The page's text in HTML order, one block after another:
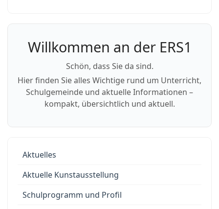
Willkommen an der ERS1
Schön, dass Sie da sind.
Hier finden Sie alles Wichtige rund um Unterricht,
Schulgemeinde und aktuelle Informationen –
kompakt, übersichtlich und aktuell.
Aktuelles
Aktuelle Kunstausstellung
Schulprogramm und Profil